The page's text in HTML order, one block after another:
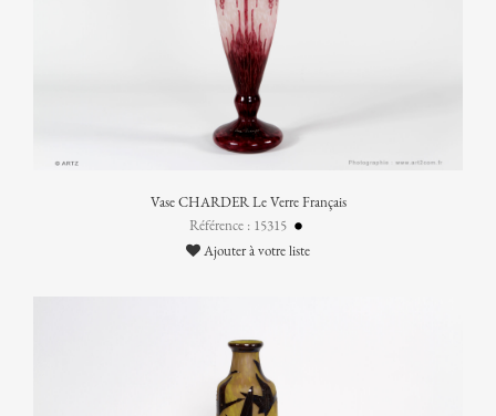
Vase CHARDER Le Verre Français
Référence : 15315
Ajouter à votre liste